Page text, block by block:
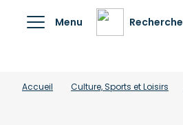
Menu Recherche
Accueil Culture, Sports et Loisirs